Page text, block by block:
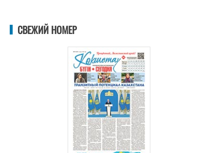
СВЕЖИЙ НОМЕР